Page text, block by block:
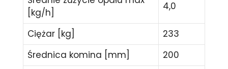
[kg/h]
4,0
Ciężar [kg]
233
Średnica komina [mm]
200